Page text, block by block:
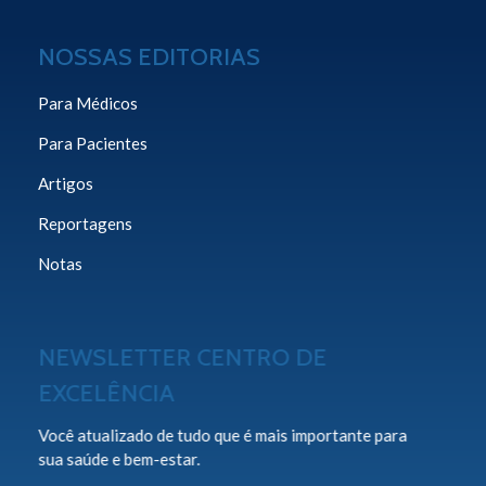
NOSSAS EDITORIAS
Para Médicos
Para Pacientes
Artigos
Reportagens
Notas
NEWSLETTER CENTRO DE
EXCELÊNCIA
Você atualizado de tudo que é mais importante para
sua saúde e bem-estar.